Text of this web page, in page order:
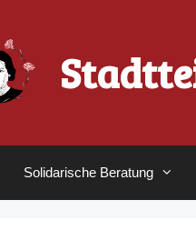
Solidarische Beratung